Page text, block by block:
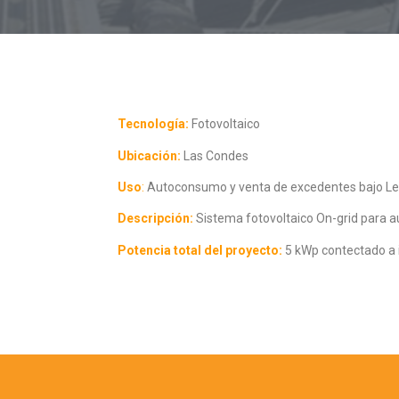
Tecnología: Fotovoltaico
Ubicación: Las Condes
Uso: Autoconsumo y venta de excedentes bajo
Descripción: Sistema fotovoltaico On-grid para
Potencia total del proyecto: 5 kWp contectado